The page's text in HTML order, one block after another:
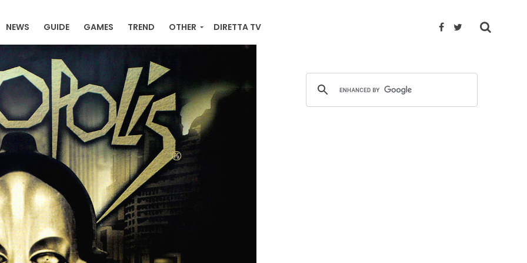
NEWS GUIDE GAMES TREND OTHER DIRETTA TV
ONLINE , ULTIME NEWS, ORDINI E DOWNLOAD